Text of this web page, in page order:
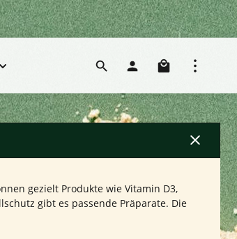
gezielt Produkte wie Vitamin D3,
gibt es passende Präparate. Die